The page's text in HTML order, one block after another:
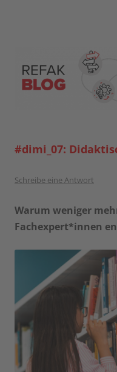
Blog der
#dimi_07:
Schreibe eine Antwort
Warum weniger
Fachexpert*innen